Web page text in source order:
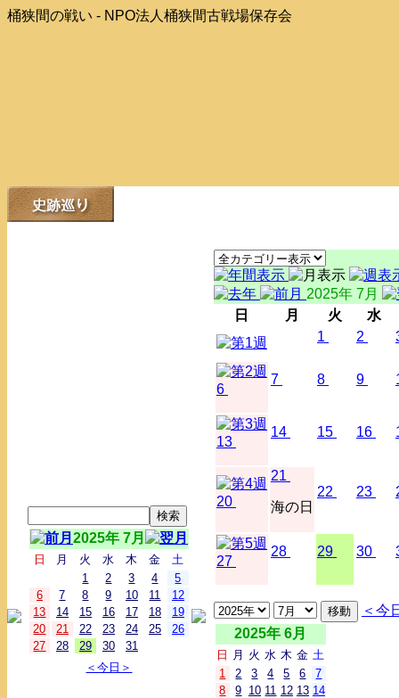
桶狭間の戦い - NPO法人桶狭間古戦場保存会
2025年 7月
日 月 火 水 木 金
土
1
2 3 4
5
6
7 8 9 10 11
12
13
14 15 16 17 18
19
20
21 22 23 24 25
26
27
28 29 30
31
＜今日＞
2025年 7月
日
月 火
水
1
2
6
7 8 9
13
14 15 16
20
21
海の日
22 23
27
28 29 30
＜今
2025年 6月
日 月 火 水 木 金 土
1
2 3 4 5 6
7
8
9 10 11 12 13 14